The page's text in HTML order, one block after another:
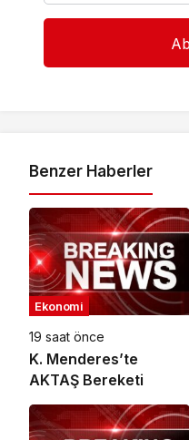
Benzer Haberler
Ekonomi
19 saat önce
K. Menderes’te
AKTAŞ Bereketi